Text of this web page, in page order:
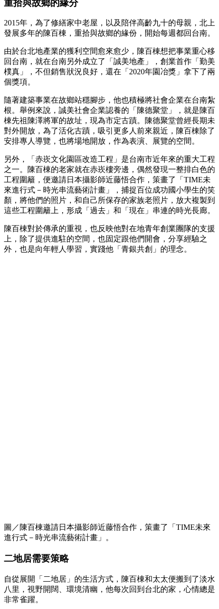
重拾與故鄉的緣分
2015年，為了修繕家中老屋，以及陪伴高齡九十的母親，北上
發展多年的陳百棟，重拾與故鄉的緣份，開始每週都回台南。
由於台北地產業的獲利空間愈來愈少，陳百棟想把事業重心移
回台南，就在台南另外成立了「誠美地產」，創業首作「勤美
樸真」，不但銷售狀況良好，還在「2020年園冶獎」拿下了兩
個獎項。
隨著建築事業在故鄉站穩腳步，他也積極將社會企業在台南紮
根。舉例來說，誠美社會企業認養的「陳德聚堂」，就是陳百
棟先祖陳澤將軍的故址，現為市定古蹟。陳德聚堂曾經長期未
對外開放，為了活化古蹟，吸引更多人前來親近，陳百棟除了
安排專人導覽，也將場地開放，作為表演、展覽的空間。
另外，「赤崁文化園區改造工程」是台南市近年來的重大工程
之一。陳百棟的老家就在赤崁樓旁邊，偶然發現一整排白色的
工程圍籬，便邀請日本攝影師近藤悟合作，策畫了「TIME未
來進行式－時光串流藝術計畫」，捕捉百位成功國小學生的笑
顏，將他們的照片，和自己所保存的家族老照片，放大複製到
這些工程圍籬上，形成「過去」和「現在」串連的時光長廊。
陳百棟對於傳承的重視，也反映他對在地青年創業團隊的支援
上，除了提供進駐的空間，也固定跟他們開會，分享經驗之
外，也是向年輕人學習，實踐他「青銀共創」的理念。
圖／陳百棟邀請日本攝影師近藤悟合作，策畫了「TIME未來
進行式－時光串流藝術計畫」。
二地居需要策略
自從展開「二地居」的生活方式，陳百棟和太太便搬到了淡水
八里，視野開闊、環境清幽，他每次回到台北的家，心情總是
非常雀躍。